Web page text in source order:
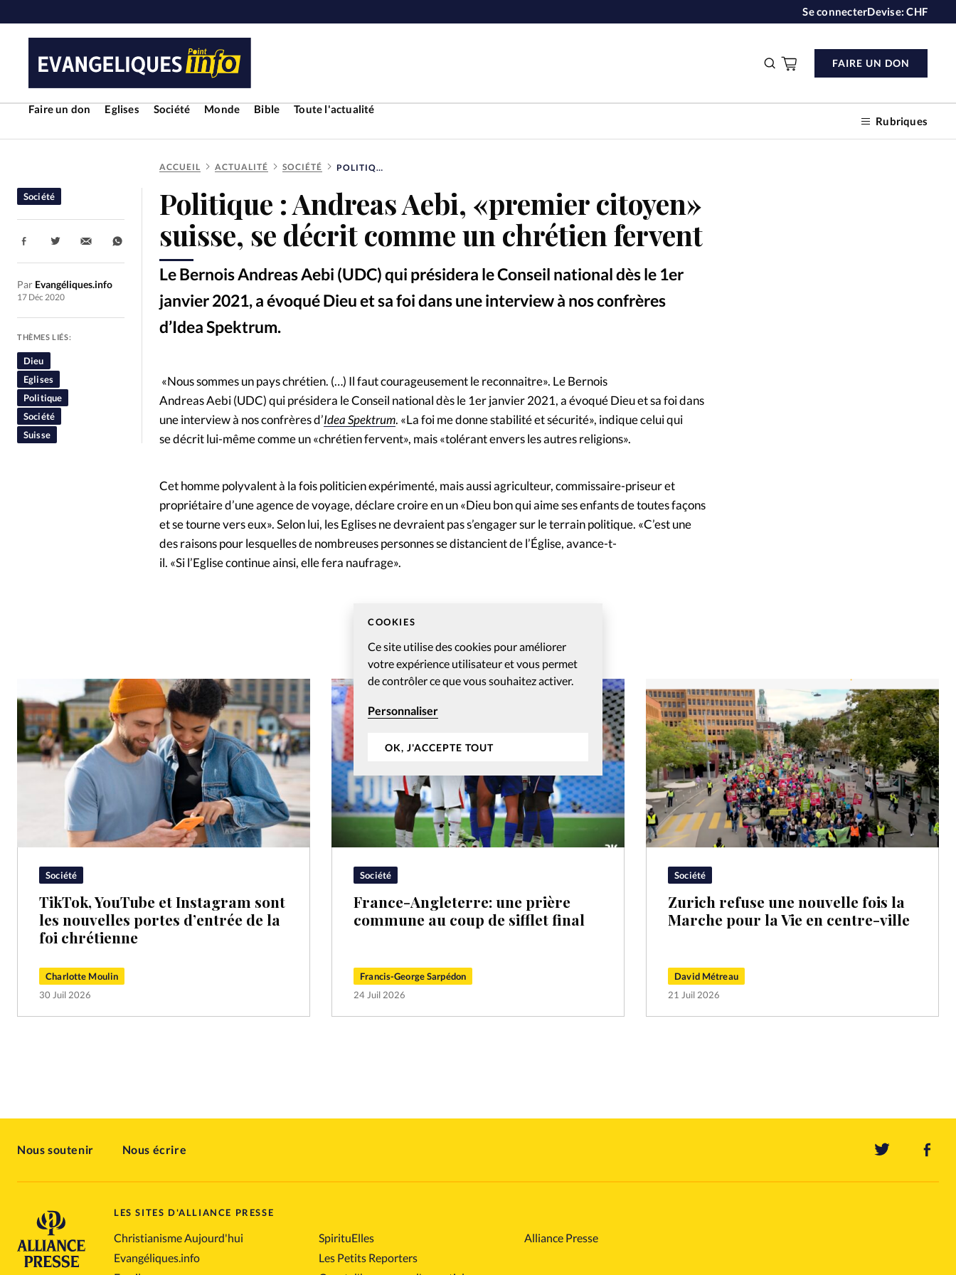
COOKIES
Ce site utilise des cookies pour améliorer
votre expérience utilisateur et vous permet
de contrôler ce que vous souhaitez activer.
Personnaliser
OK, J'ACCEPTE TOUT
Se connecterDevise:CHF
Faire un don Eglises Société Monde Bible
Toute l'actualité
Rubriques
FAIRE UN DON
RUBRIQUES
Toute l'actualité Bible
Culture
Economie
Eglises
Liberté religieuse
Mission
Monde
People
Faire un don
La rédaction
Changement d'adresse
Nous contacter
ACCUEIL ACTUALITÉ SOCIÉTÉ POLITIQUE : ANDREAS AEBI, «PREMIER CITOYEN» SUISSE, SE DÉCRIT COMME UN CHRÉTIEN FERVENT
Politique : Andreas Aebi, «premier citoyen»
suisse, se décrit comme un chrétien fervent
Le Bernois Andreas Aebi (UDC) qui présidera le Conseil national dès le 1er
janvier 2021, a évoqué Dieu et sa foi dans une interview à nos confrères
d’Idea Spektrum.
Société
Par Evangéliques.info
17 Déc 2020
Partager:
THÈMES LIÉS:
Dieu
Eglises
Politique
Société
Suisse
«Nous sommes un pays chrétien. (…) Il faut courageusement le reconnaitre». Le Bernois
Andreas Aebi (UDC) qui présidera le Conseil national dès le 1er janvier 2021, a évoqué Dieu et sa foi dans
une interview à nos confrères d’Idea Spektrum. «La foi me donne stabilité et sécurité», indique celui qui
se décrit lui-même comme un «chrétien fervent», mais «tolérant envers les autres religions».
Cet homme polyvalent à la fois politicien expérimenté, mais aussi agriculteur, commissaire-priseur et
propriétaire d’une agence de voyage, déclare croire en un «Dieu bon qui aime ses enfants de toutes façons
et se tourne vers eux». Selon lui, les Eglises ne devraient pas s’engager sur le terrain politique. «C’est une
des raisons pour lesquelles de nombreuses personnes se distancient de l’Église, avance-t-
il. «Si l’Eglise continue ainsi, elle fera naufrage».
Société
TikTok, YouTube et Instagram sont
les nouvelles portes d’entrée de la
foi chrétienne
Charlotte Moulin
30 Juil 2026
Société
France-Angleterre: une prière
commune au coup de sifflet final
Francis-George Sarpédon
24 Juil 2026
Société
Zurich refuse une nouvelle fois la
Marche pour la Vie en centre-ville
David Métreau
21 Juil 2026
Nous soutenir Nous écrire
LES SITES D'ALLIANCE PRESSE
Christianisme Aujourd'hui
Evangéliques.info
SpirituElles
Les Petits Reporters
Alliance Presse